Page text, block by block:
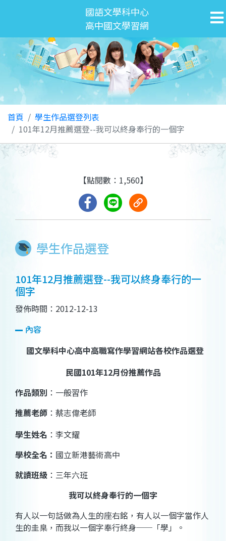
國語文學科中心
高中國文學習網
首頁
學生作品選登列表
101年12月推薦選登--我可以終身奉行的一個字
學生作品選登
【點閱數：1,560】
101年12月推薦選登--我可以終身奉行的一
個字
發佈時間：2012-12-13
內容
國文學科中心高中高職寫作學習網站各校作品選登
民國101年12月份推薦作品
作品類別 ：一般習作
推薦老師 ：蔡志偉老師
學生姓名 ：李文耀
學校全名： 國立新港藝術高中
就讀班級 ：三年六班
我可以終身奉行的一個字
有人以一句話做為人生的座右銘，有人以一個字當作人
生的圭臬，而我以一個字奉行終身──「學」。